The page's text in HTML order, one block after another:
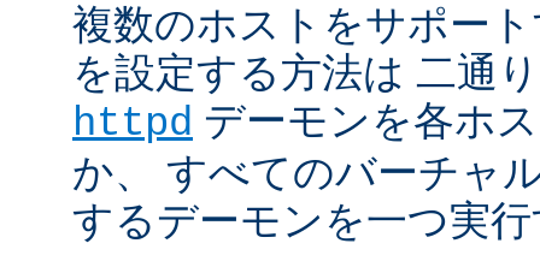
複数のホストをサポー
を設定する方法は 二通
httpd デーモンを各ホ
か、 すべてのバーチャ
するデーモンを一つ実